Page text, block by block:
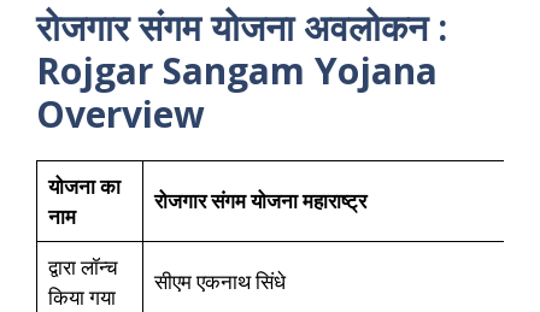
रोजगार संगम योजना अवलोकन :
Rojgar Sangam Yojana
Overview
योजना का
नाम
रोजगार संगम योजना महाराष्ट्र
द्वारा लॉन्च
किया गया
सीएम एकनाथ सिंधे